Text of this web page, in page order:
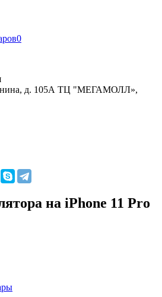
0
д. 105А ТЦ "МЕГАМОЛЛ»,
на iPhone 11 Pro